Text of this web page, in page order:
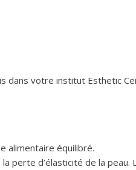
dans votre institut Esthetic
alimentaire équilibré.
perte d’élasticité de la peau.